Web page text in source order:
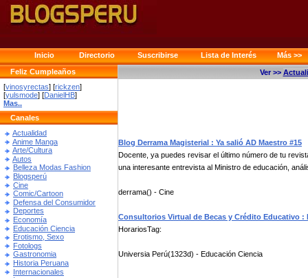
Inicio Directorio Suscribirse Lista de Interés
Más >>
Feliz Cumpleaños
[vinosyrectas] [rickzen]
[yulsmode] [DanielHB]
Mas..
Canales
Actualidad
Anime Manga
Arte/Cultura
Autos
Belleza Modas Fashion
Blogsperú
Cine
Comic/Cartoon
Defensa del Consumidor
Deportes
Economía
Educación Ciencia
Erotismo, Sexo
Fotologs
Gastronomia
Historia Peruana
Internacionales
Ver >>
Blog Derrama Magisterial : Ya salió AD Maestro #15
Docente, ya puedes revisar el último número de tu
una interesante entrevista al Ministro de educación,
derrama() - Cine
Consultorios Virtual de Becas y Crédito Educativo :
HorariosTag:
Universia Perú(1323d) - Educación Ciencia